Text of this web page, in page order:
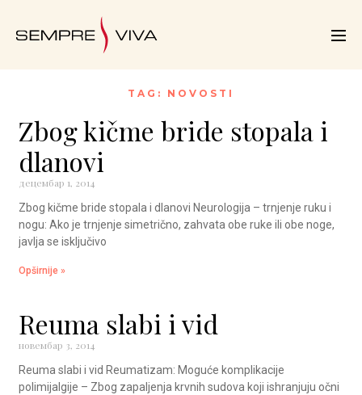
TAG: NOVOSTI
Zbog kičme bride stopala i
dlanovi
децембар 1, 2014
Zbog kičme bride stopala i dlanovi Neurologija – trnjenje ruku i
nogu: Ako je trnjenje simetrično, zahvata obe ruke ili obe noge,
javlja se isključivo
Opširnije »
Reuma slabi i vid
новембар 3, 2014
Reuma slabi i vid Reumatizam: Moguće komplikacije
polimijalgije – Zbog zapaljenja krvnih sudova koji ishranjuju očni